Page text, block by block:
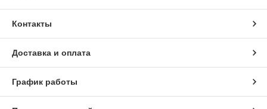
Контакты
Доставка и оплата
График работы